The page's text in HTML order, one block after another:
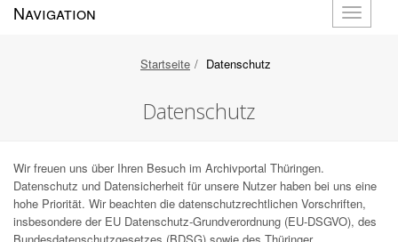
öffnen
Navigation
Startseite Datenschutz
Datenschutz
Wir freuen uns über Ihren Besuch im Archivportal Thüringen.
Datenschutz und Datensicherheit für unsere Nutzer haben bei uns eine
hohe Priorität. Wir beachten die datenschutzrechtlichen Vorschriften,
insbesondere der EU Datenschutz-Grundverordnung (EU-DSGVO), des